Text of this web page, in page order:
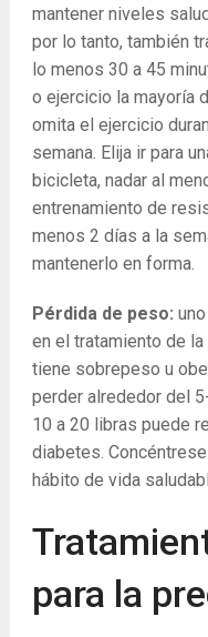
mantener niveles
por lo tanto, también
lo menos 30 a 45
o ejercicio la mayoría
omita el ejercicio
semana. Elija ir para
bicicleta, nadar al
entrenamiento de
menos 2 días a la
mantenerlo en forma.
Pérdida de peso:
en el tratamiento de
tiene sobrepeso u
perder alrededor del
10 a 20 libras puede
diabetes.
hábito de vida
para la